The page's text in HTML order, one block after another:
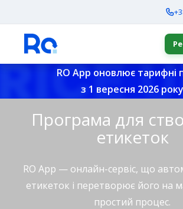
RO App оновлює тарифні
з 1 вересня 2026 року
Програма для
етикеток
RO App — онлайн-сервіс, що
етикеток і перетворює його на
простий процес.